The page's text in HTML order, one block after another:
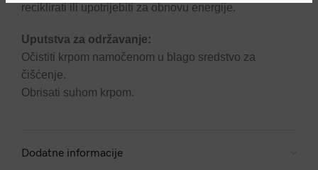
reciklirati ili upotrijebiti za obnovu energije.
Uputstva za održavanje:
Očistiti krpom namočenom u blago sredstvo za
čišćenje.
Obrisati suhom krpom.
Dodatne informacije